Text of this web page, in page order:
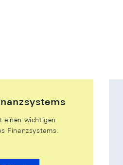
einen wichtigen
Finanzsystems.